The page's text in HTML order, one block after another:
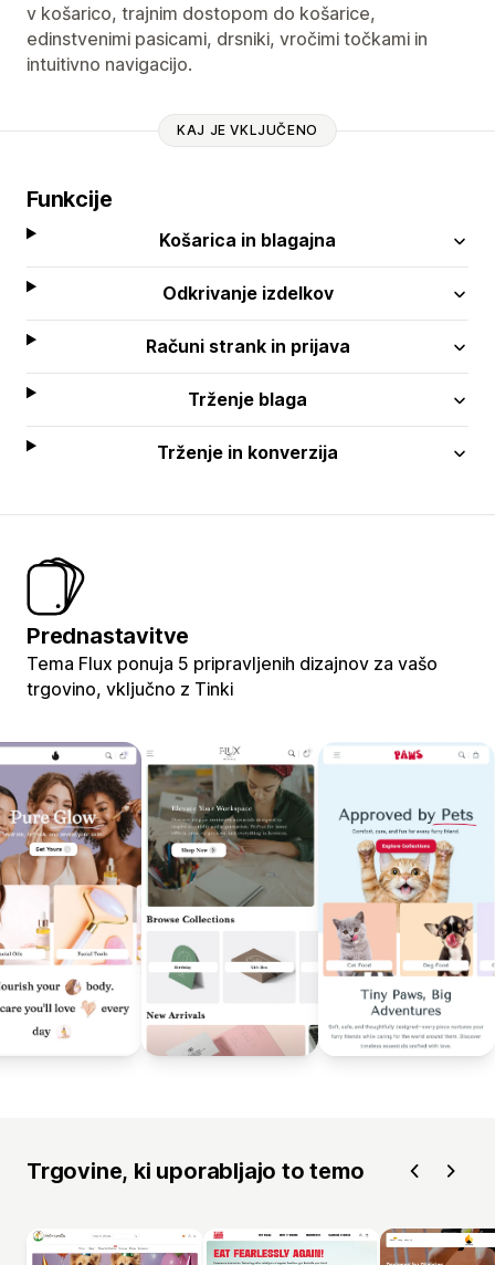
v košarico, trajnim dostopom do košarice,
edinstvenimi pasicami, drsniki, vročimi točkami in
intuitivno navigacijo.
KAJ JE VKLJUČENO
Funkcije
Košarica in blagajna
Odkrivanje izdelkov
Računi strank in prijava
Trženje blaga
Trženje in konverzija
Prednastavitve
Tema Flux ponuja 5 pripravljenih dizajnov za vašo
trgovino, vključno z Tinki
Trgovine, ki uporabljajo to temo